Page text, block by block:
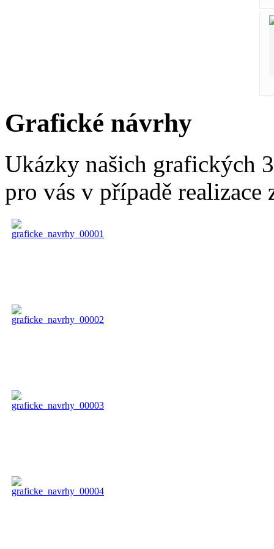
Grafické návrhy
Ukázky našich grafických
pro vás v případě realizace